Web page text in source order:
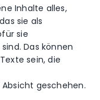
Inhalte alles,
sie als
sie
Das können
sein, die
geschehen.